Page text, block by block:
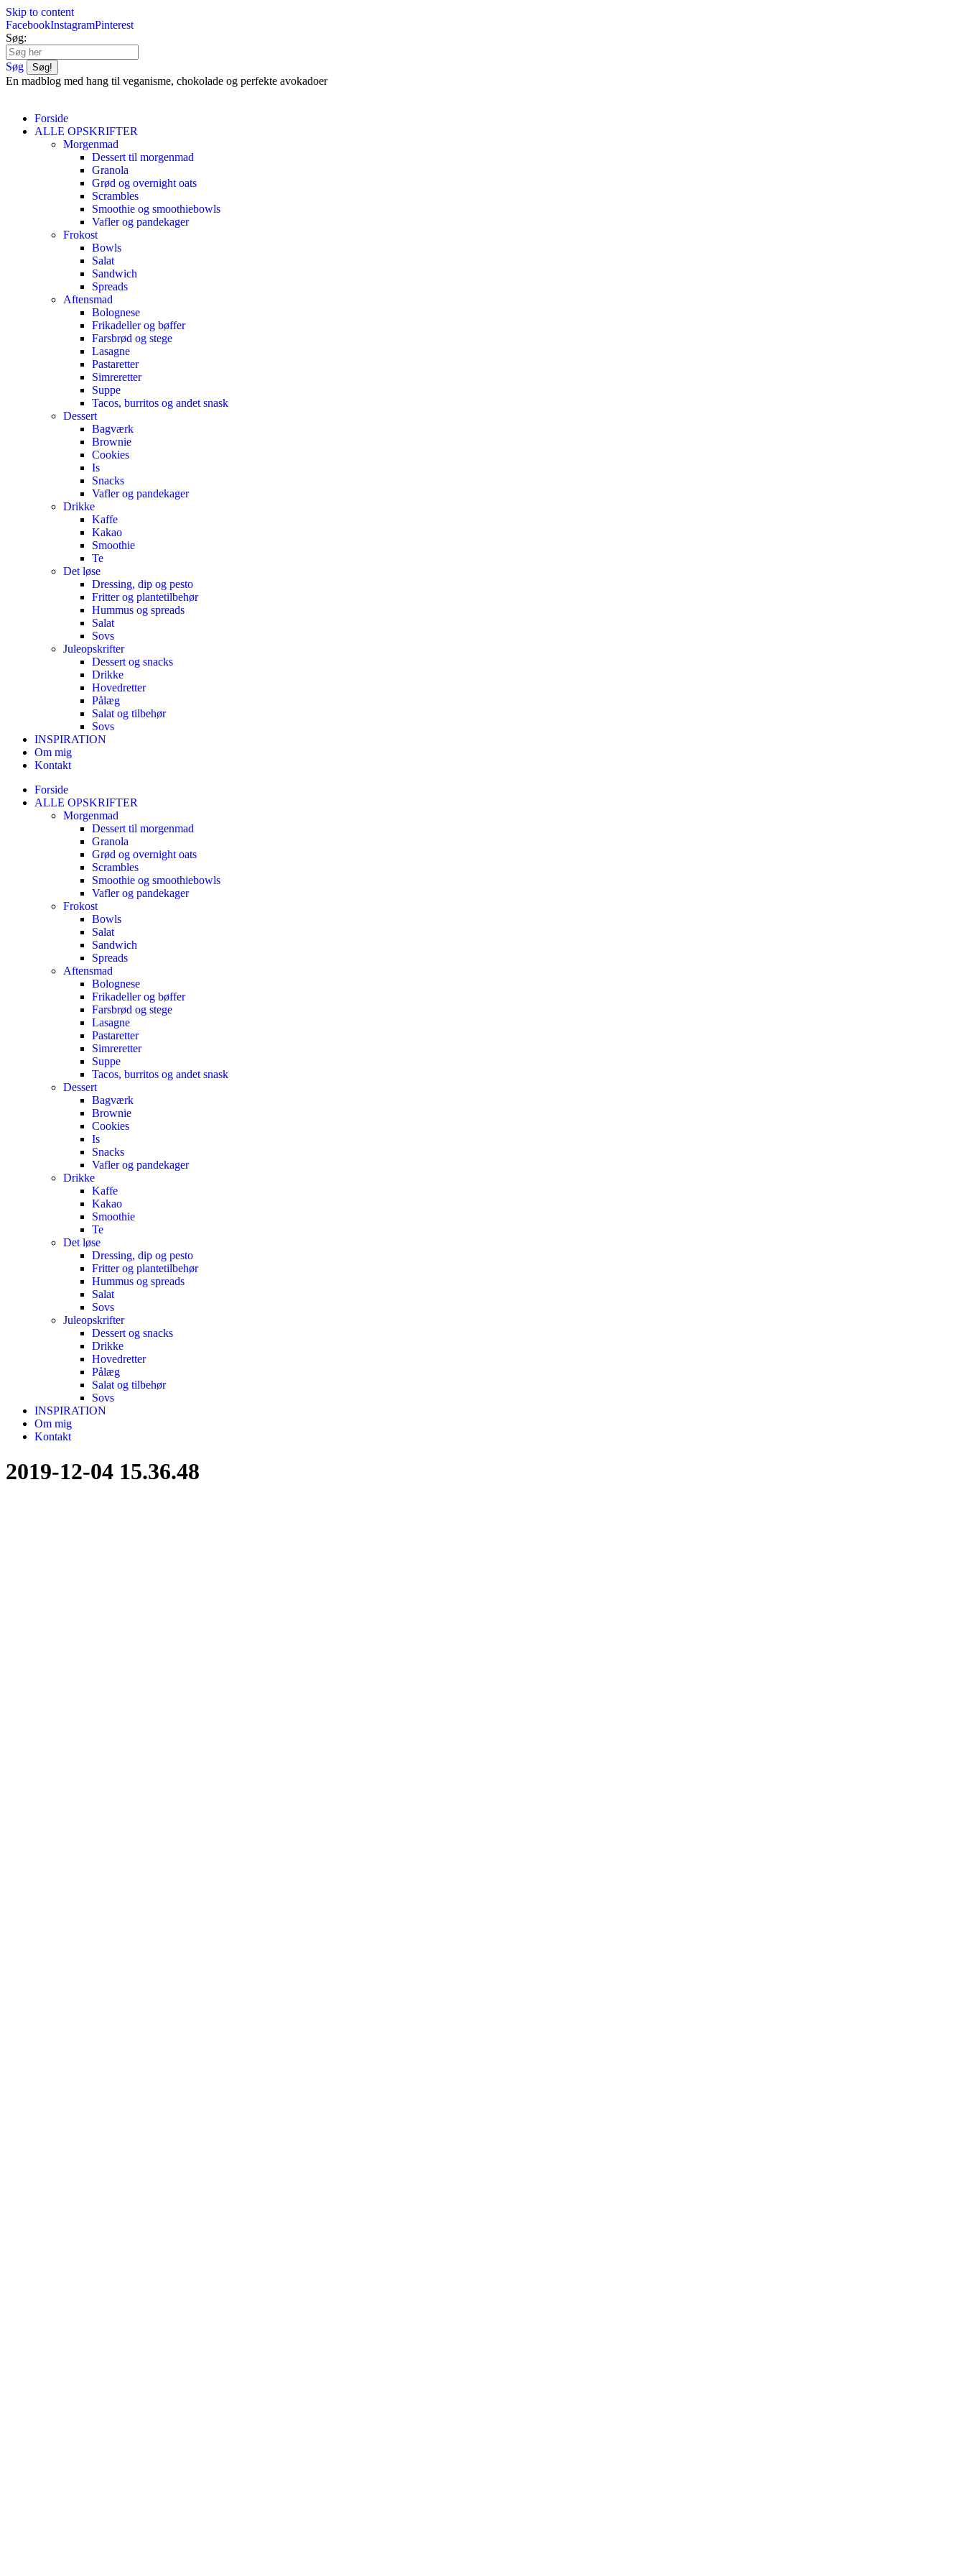
Skip to content
FacebookInstagramPinterest
Søg:
Søg
En madblog med hang til veganisme, chokolade og perfekte avokadoer
Forside
ALLE OPSKRIFTER
Morgenmad
Dessert til morgenmad
Granola
Grød og overnight oats
Scrambles
Smoothie og smoothiebowls
Vafler og pandekager
Frokost
Bowls
Salat
Sandwich
Spreads
Aftensmad
Bolognese
Frikadeller og bøffer
Farsbrød og stege
Lasagne
Pastaretter
Simreretter
Suppe
Tacos, burritos og andet snask
Dessert
Bagværk
Brownie
Cookies
Is
Snacks
Vafler og pandekager
Drikke
Kaffe
Kakao
Smoothie
Te
Det løse
Dressing, dip og pesto
Fritter og plantetilbehør
Hummus og spreads
Salat
Sovs
Juleopskrifter
Dessert og snacks
Drikke
Hovedretter
Pålæg
Salat og tilbehør
Sovs
INSPIRATION
Om mig
Kontakt
Forside
ALLE OPSKRIFTER
Morgenmad
Dessert til morgenmad
Granola
Grød og overnight oats
Scrambles
Smoothie og smoothiebowls
Vafler og pandekager
Frokost
Bowls
Salat
Sandwich
Spreads
Aftensmad
Bolognese
Frikadeller og bøffer
Farsbrød og stege
Lasagne
Pastaretter
Simreretter
Suppe
Tacos, burritos og andet snask
Dessert
Bagværk
Brownie
Cookies
Is
Snacks
Vafler og pandekager
Drikke
Kaffe
Kakao
Smoothie
Te
Det løse
Dressing, dip og pesto
Fritter og plantetilbehør
Hummus og spreads
Salat
Sovs
Juleopskrifter
Dessert og snacks
Drikke
Hovedretter
Pålæg
Salat og tilbehør
Sovs
INSPIRATION
Om mig
Kontakt
2019-12-04 15.36.48